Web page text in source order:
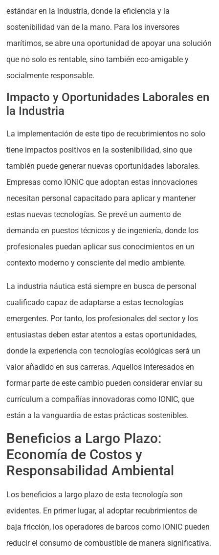
estándar en la industria, donde la eficiencia y la
sostenibilidad van de la mano. Para los inversores
marítimos, se abre una oportunidad de apoyar una solución
que no solo es rentable, sino también eco-amigable y
socialmente responsable.
Impacto y Oportunidades Laborales en
la Industria
La implementación de este tipo de recubrimientos no solo
tiene impactos positivos en la sostenibilidad, sino que
también puede generar nuevas oportunidades laborales.
Empresas como IONIC que adoptan estas innovaciones
necesitan personal capacitado para aplicar y mantener
estas nuevas tecnologías. Se prevé un aumento de
demanda en puestos técnicos y de ingeniería, donde los
profesionales puedan aplicar sus conocimientos en un
contexto moderno y consciente del medio ambiente.
La industria náutica está siempre en busca de personal
cualificado capaz de adaptarse a estas tecnologías
emergentes. Por tanto, los profesionales del sector y los
entusiastas deben estar atentos a estas oportunidades,
donde la experiencia con tecnologías ecológicas será un
valor añadido en sus carreras. Aquellos interesados en
formar parte de este cambio pueden considerar enviar su
currículum a compañías innovadoras como IONIC, que
están a la vanguardia de estas prácticas sostenibles.
Beneficios a Largo Plazo:
Economía de Costos y
Responsabilidad Ambiental
Los beneficios a largo plazo de esta tecnología son
evidentes. En primer lugar, al adoptar recubrimientos de
baja fricción, los operadores de barcos como IONIC pueden
reducir el consumo de combustible de manera significativa.